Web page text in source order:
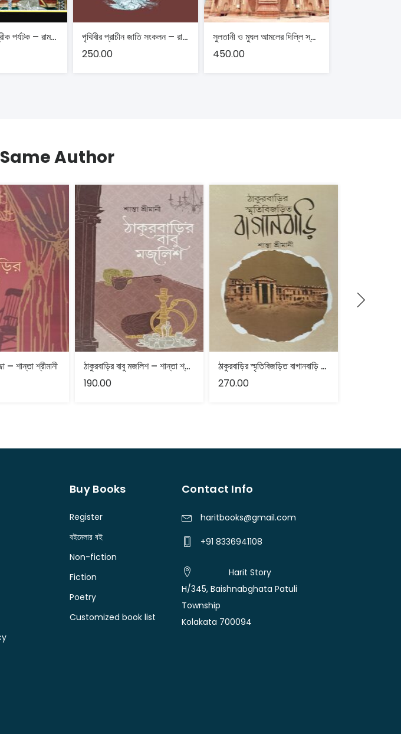
প্রাচীন ভারতে গ্রীক পর্যটক – রামপ্রাণ গুপ্ত
পৃথিবীর প্রাচীন জাতি সংকলন – রাজেন্দ্রলাল মিত্র
250.00
সুলতানী ও মুঘল আমলের দিল্লি স্থাপত্য ও ইতিহাস – প্রসেনজিৎ দাশগুপ্ত
450.00
Author
– শান্তা শ্রীমানী
ঠাকুরবাড়ির বাবু মজলিশ – শান্তা শ্রীমানী
190.00
ঠাকুরবাড়ির স্মৃতিবিজড়িত বাগানবাড়ি – শান্তা শ্রীমানী
270.00
Buy Books
Register
বইমেলার বই
Non-fiction
Fiction
Poetry
Customized book list
Contact Info
haritbooks@gmail.com
+91 8336941108
Harit Story
H/345, Baishnabghata Patuli
Township
Kolakata 700094